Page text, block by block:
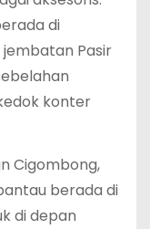
di
Pasir
konter
Cigombong,
berada di
di depan